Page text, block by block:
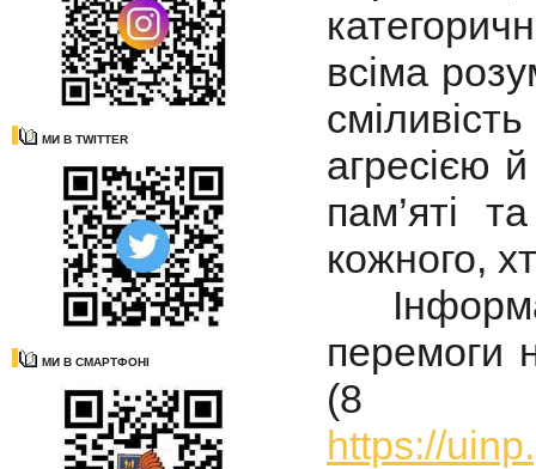
МИ В TWITTER
МИ В СМАРТФОНІ
всіма
агресією
пам’яті
кожного,
перемоги
(8
https://